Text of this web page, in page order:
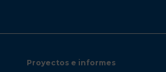
Proyectos e informes